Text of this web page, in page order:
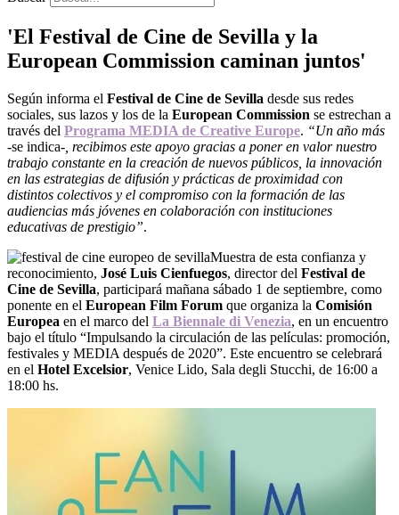
'El Festival de Cine de Sevilla y la
European Commission caminan juntos'
Según informa el Festival de Cine de Sevilla desde sus redes
sociales, sus lazos y los de la European Commission se estrechan a
través del Programa MEDIA de Creative Europe. “Un año más
-se indica- , recibimos este apoyo gracias a poner en valor nuestro
trabajo constante en la creación de nuevos públicos, la innovación
en las estrategias de difusión y prácticas de proximidad con
distintos colectivos y el compromiso con la formación de las
audiencias más jóvenes en colaboración con instituciones
educativas de prestigio”.
Muestra de esta confianza y
reconocimiento, José Luis Cienfuegos, director del Festival de
Cine de Sevilla, participará mañana sábado 1 de septiembre, como
ponente en el European Film Forum que organiza la Comisión
Europea en el marco del La Biennale di Venezia, en un encuentro
bajo el título “Impulsando la circulación de las películas: promoción,
festivales y MEDIA después de 2020”. Este encuentro se celebrará
en el Hotel Excelsior, Venice Lido, Sala degli Stucchi, de 16:00 a
18:00 hs.